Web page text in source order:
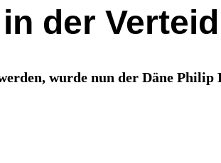
der
wurde nun der Däne Philip